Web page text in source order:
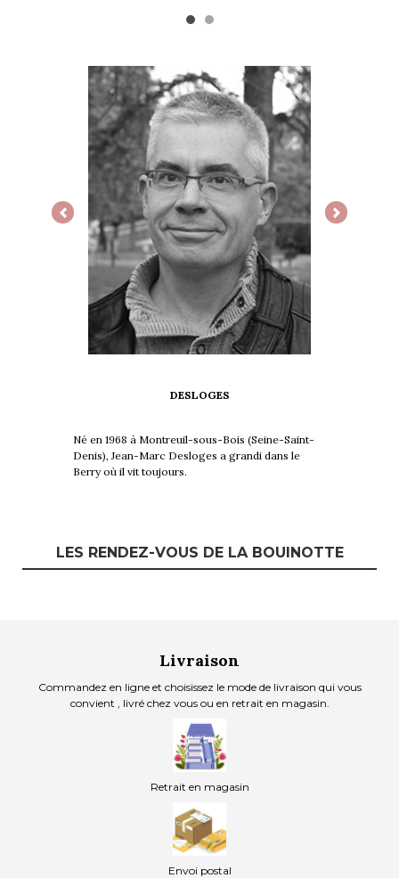
LES RENDEZ-VOUS DE LA BOUINOTTE
Previous Next
DESLOGES
Né en 1968 à Montreuil-sous-Bois (Seine-Saint-
Denis), Jean-Marc Desloges a grandi dans le
Berry où il vit toujours.
Livraison
Commandez en ligne et choisissez le mode de livraison qui vous
convient , livré chez vous ou en retrait en magasin.
Retrait en magasin
Envoi postal